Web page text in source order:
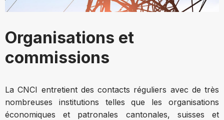
Organisations et
commissions
La CNCI entretient des contacts réguliers avec de très
nombreuses institutions telles que les organisations
économiques et patronales cantonales, suisses et